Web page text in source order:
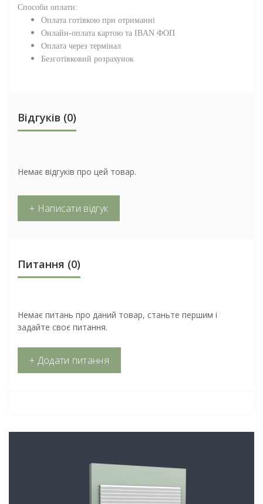
Способи оплати:
Оплата готівкою при отриманні
Онлайн-оплата картою та IBAN ФОП
Оплата через термінал
Безготівковий розрахунок
Відгуків (0)
Немає відгуків про цей товар.
+ Написати відгук
Питання (0)
Немає питань про даний товар, станьте першим і
задайте своє питання.
+ Додати питання